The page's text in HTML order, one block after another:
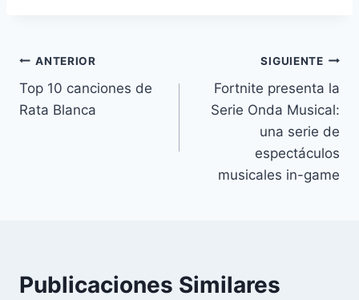
Navegación
de
ANTERIOR
Top 10 canciones de
Rata Blanca
SIGUIENTE
Fortnite presenta la
Serie Onda Musical:
una serie de
espectáculos
musicales in-game
Publicaciones Similares